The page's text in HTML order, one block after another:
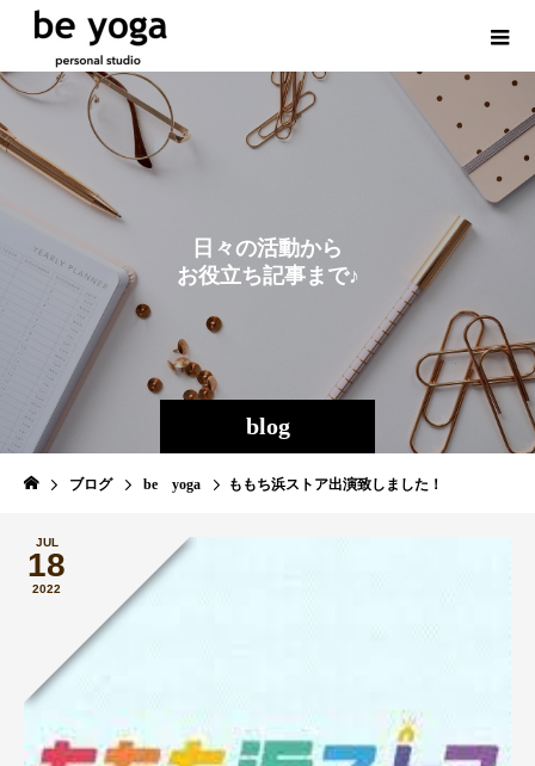
blog
日 々の活動から
お役立ち記事ま で♪
ブログ be yoga ももち浜ストア出演致しました！
JUL
18
2022